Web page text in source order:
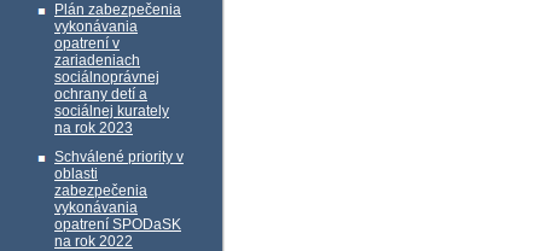
Plán zabezpečenia
vykonávania
opatrení v
zariadeniach
sociálnoprávnej
ochrany detí a
sociálnej kurately
na rok 2023
Schválené priority v
oblasti
zabezpečenia
vykonávania
opatrení SPODaSK
na rok 2022